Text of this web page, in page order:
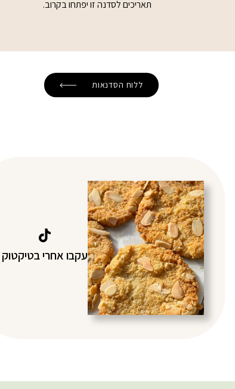
תאריכים לסדנה זו יפתחו בקרוב.
ללוח הסדנאות
עקבו אחרי בטיקטוק